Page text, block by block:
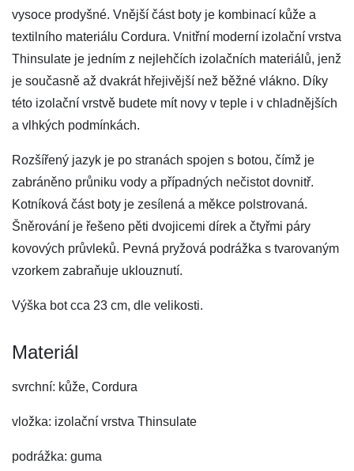
vysoce prodyšné. Vnější část boty je kombinací kůže a
textilního materiálu Cordura. Vnitřní moderní izolační vrstva
Thinsulate je jedním z nejlehčích izolačních materiálů, jenž
je současně až dvakrát hřejivější než běžné vlákno. Díky
této izolační vrstvě budete mít novy v teple i v chladnějších
a vlhkých podmínkách.
Rozšířený jazyk je po stranách spojen s botou, čímž je
zabráněno průniku vody a případných nečistot dovnitř.
Kotníková část boty je zesílená a měkce polstrovaná.
Šněrování je řešeno pěti dvojicemi dírek a čtyřmi páry
kovových průvleků. Pevná pryžová podrážka s tvarovaným
vzorkem zabraňuje uklouznutí.
Výška bot cca 23 cm, dle velikosti.
Materiál
svrchní: kůže, Cordura
vložka: izolační vrstva Thinsulate
podrážka: guma